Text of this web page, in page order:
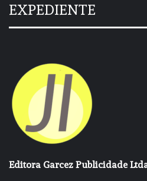
EXPEDIENTE
Editora Garcez Publicidade